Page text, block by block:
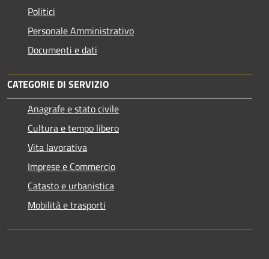
Politici
Personale Amministrativo
Documenti e dati
CATEGORIE DI SERVIZIO
Anagrafe e stato civile
Cultura e tempo libero
Vita lavorativa
Imprese e Commercio
Catasto e urbanistica
Mobilità e trasporti